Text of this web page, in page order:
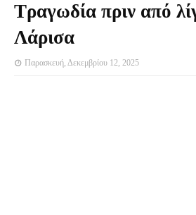
Τραγωδία πριν από
Λάρισα
Παρασκευή, Δεκεμβρίου 12, 2025